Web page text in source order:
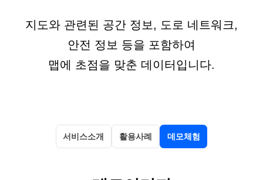
지도와 관련된 공간 정보, 도로 네트워크,
안전 정보 등을 포함하여
맵에 초점을 맞춘 데이터입니다.
서비스소개 활용사례 데모체험